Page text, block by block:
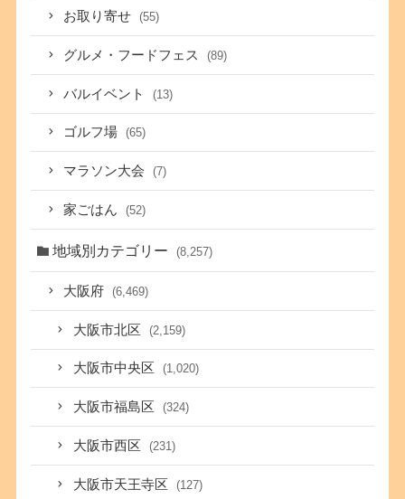
お取り寄せ (55)
グルメ・フードフェス (89)
バルイベント (13)
ゴルフ場 (65)
マラソン大会 (7)
家ごはん (52)
地域別カテゴリー (8,257)
大阪府 (6,469)
大阪市北区 (2,159)
大阪市中央区 (1,020)
大阪市福島区 (324)
大阪市西区 (231)
大阪市天王寺区 (127)